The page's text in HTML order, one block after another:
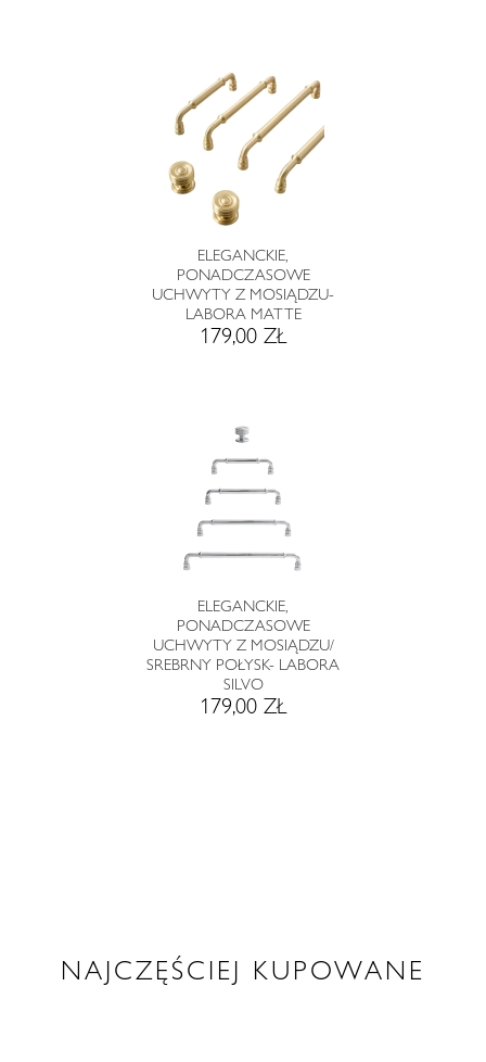
ELEGANCKIE,
PONADCZASOWE
UCHWYTY Z MOSIĄDZU-
LABORA MATTE
179,00 ZŁ
ELEGANCKIE,
PONADCZASOWE
UCHWYTY Z MOSIĄDZU/
SREBRNY POŁYSK- LABORA
SILVO
179,00 ZŁ
NAJCZĘŚCIEJ KUPOWANE